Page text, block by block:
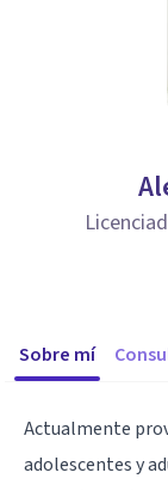
Sobre mí
Actualmente
adolescentes y